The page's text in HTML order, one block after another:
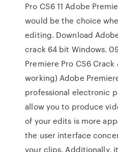
Pro CS6 11 Adobe
would be the choice
editing. Download
crack 64 bit Windows.
Premiere Pro CS6 Crack
working) Adobe
professional electronic
allow you to produce
of your edits is more
the user interface
your clips. Additionally,